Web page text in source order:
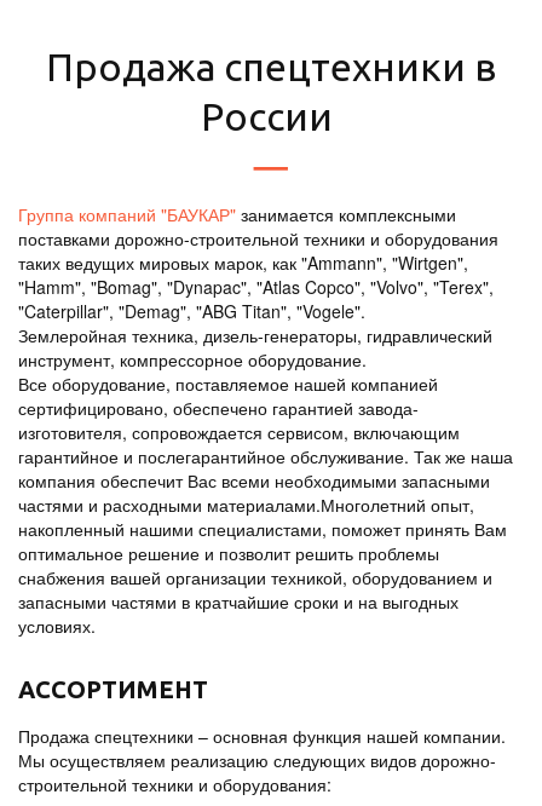
Продажа спецтехники в
России
Группа компаний "БАУКАР" занимается комплексными
поставками дорожно-строительной техники и оборудования
таких ведущих мировых марок, как "Ammann", "Wirtgen",
"Hamm", "Bomag", "Dynapac", "Atlas Copco", "Volvo", "Terex",
"Caterpillar", "Demag", "ABG Titan", "Vogele".
Землеройная техника, дизель-генераторы, гидравлический
инструмент, компрессорное оборудование.
Все оборудование, поставляемое нашей компанией
сертифицировано, обеспечено гарантией завода-
изготовителя, сопровождается сервисом, включающим
гарантийное и послегарантийное обслуживание. Так же наша
компания обеспечит Вас всеми необходимыми запасными
частями и расходными материалами.Многолетний опыт,
накопленный нашими специалистами, поможет принять Вам
оптимальное решение и позволит решить проблемы
снабжения вашей организации техникой, оборудованием и
запасными частями в кратчайшие сроки и на выгодных
условиях.
АССОРТИМЕНТ
Продажа спецтехники – основная функция нашей компании.
Мы осуществляем реализацию следующих видов дорожно-
строительной техники и оборудования: